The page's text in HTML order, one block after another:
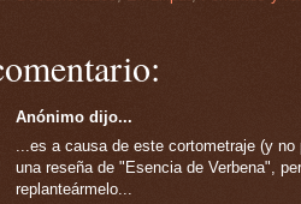
Anónimo dijo...
...es a causa de este cortometraje (y
una reseña de "Esencia de Verbena",
replanteármelo...